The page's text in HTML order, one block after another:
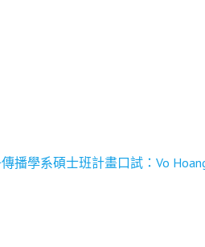
播學系碩士班計畫口試：Vo